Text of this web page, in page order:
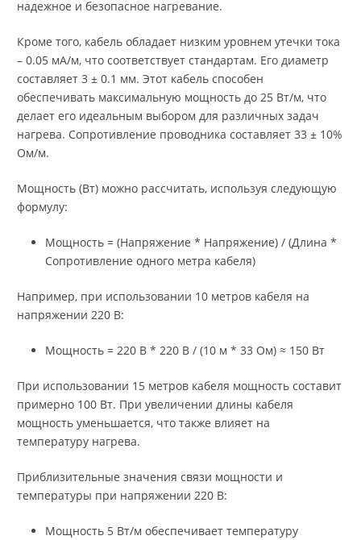
надежное и безопасное нагревание.
Кроме того, кабель обладает низким уровнем утечки тока
– 0.05 мА/м, что соответствует стандартам. Его диаметр
составляет 3 ± 0.1 мм. Этот кабель способен
обеспечивать максимальную мощность до 25 Вт/м, что
делает его идеальным выбором для различных задач
нагрева. Сопротивление проводника составляет 33 ± 10%
Ом/м.
Мощность (Вт) можно рассчитать, используя следующую
формулу:
Мощность = (Напряжение * Напряжение) / (Длина *
Сопротивление одного метра кабеля)
Например, при использовании 10 метров кабеля на
напряжении 220 В:
Мощность = 220 В * 220 В / (10 м * 33 Ом) ≈ 150 Вт
При использовании 15 метров кабеля мощность составит
примерно 100 Вт. При увеличении длины кабеля
мощность уменьшается, что также влияет на
температуру нагрева.
Приблизительные значения связи мощности и
температуры при напряжении 220 В:
Мощность 5 Вт/м обеспечивает температуру